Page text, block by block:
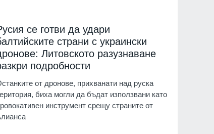
се готви да удари
страни с украински
Литовското разузнаване
подробности
от дронове, прихванати над руска
биха могли да бъдат използвани като
инструмент срещу страните от